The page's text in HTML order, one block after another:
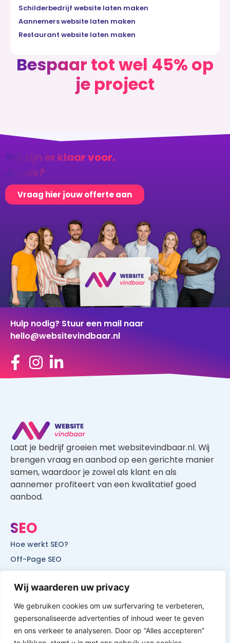
Wij waarderen uw privacy
We gebruiken cookies om uw surfervaring te verbeteren,
gepersonaliseerde advertenties of inhoud weer te geven
en ons verkeer te analyseren. Door op “Alles accepteren”
Schilderbedrijf website laten maken
Aannemers website laten maken
Restaurant website laten maken
Bespaar tot wel 45% op
je project
Wij zijn er klaar voor.
Jij ook?
Vraag hier jouw offerte aan
Hulp nodig? Stuur een mail naar
hello@websitevindbaar.nl
Laat je bedrijf groeien met websitevindbaar.nl. Wij
brengen vraag en aanbod op een gerichte manier
samen, waardoor je zowel als klant en als
aannemer profiteert van een kwalitatief goed
aanbod.
SEO
Hoe werkt SEO?
Off-Page SEO
On-Page SEO
SEO voor lokale bedrijven
SEO voor mobiele websites
SEO voor start-ups